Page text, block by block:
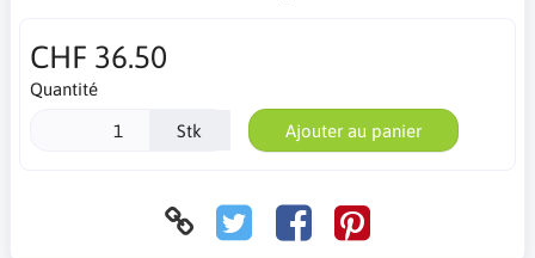
CHF 36.50
Quantité
Stk Ajouter au panier